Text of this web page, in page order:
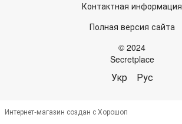
Контактная информация
Полная версия сайта
© 2024
Secretplace
Укр Рус
Интернет-магазин создан с Хорошоп